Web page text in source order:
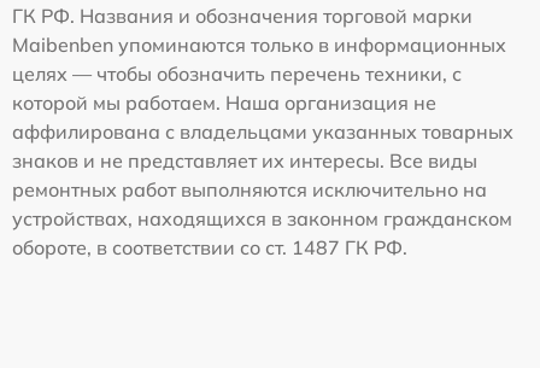
ГК РФ. Названия и обозначения торговой марки
Maibenben упоминаются только в информационных
целях — чтобы обозначить перечень техники, с
которой мы работаем. Наша организация не
аффилирована с владельцами указанных товарных
знаков и не представляет их интересы. Все виды
ремонтных работ выполняются исключительно на
устройствах, находящихся в законном гражданском
обороте, в соответствии со ст. 1487 ГК РФ.